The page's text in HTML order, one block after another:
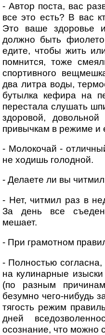
- Автор поста, вас
все это есть? В вас
Это ваше здоровье
должно быть
едите, чтобы жить
помнится, тоже
спортивного
два литра воды,
бутылка кефира на
перестала слушать
здоровой,
привычкам в режиме и
- Молокочай -
не ходишь голодной.
- Делаете ли вы
- Нет, читмил раз в
За день все
мешает.
- При грамотном
- Полностью
на кулинарные
(по разным
безумно чего-нибудь
тягость режим
дней
осознание, что можно